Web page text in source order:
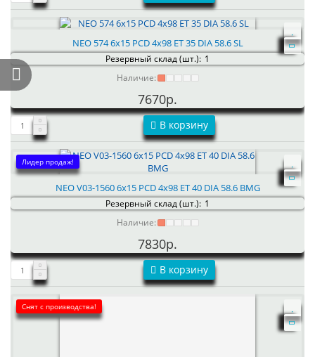
NEO 574 6x15 PCD 4x98 ET 35 DIA 58.6 SL
Резервный склад (шт.): 1
Наличие:
7670р.
В корзину
Лидер продаж!
NEO V03-1560 6x15 PCD 4x98 ET 40 DIA 58.6 BMG
Резервный склад (шт.): 1
Наличие:
7830р.
В корзину
Снят с производства!